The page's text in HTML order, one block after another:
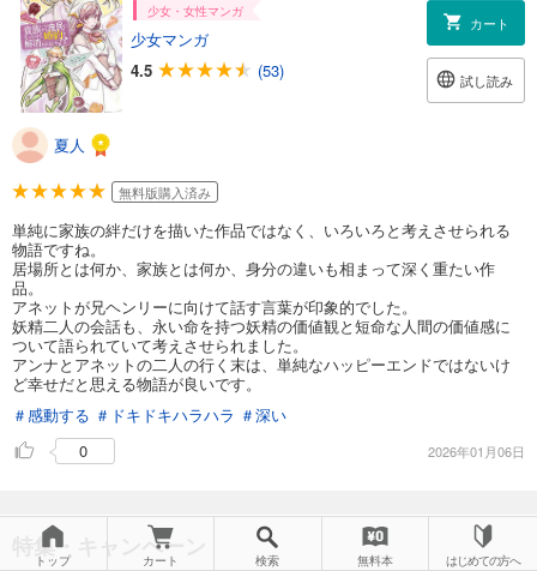
少女・女性マンガ
少女マンガ
4.5
(53)
カート
試し読み
夏人
無料版購入済み
単純に家族の絆だけを描いた作品ではなく、いろいろと考えさせられる
物語ですね。
居場所とは何か、家族とは何か、身分の違いも相まって深く重たい作
品。
アネットが兄ヘンリーに向けて話す言葉が印象的でした。
妖精二人の会話も、永い命を持つ妖精の価値観と短命な人間の価値感に
ついて語られていて考えさせられました。
アンナとアネットの二人の行く末は、単純なハッピーエンドではないけ
ど幸せだと思える物語が良いです。
＃感動する ＃ドキドキハラハラ ＃深い
0
2026年01月06日
特集・キャンペーン
トップ カート 検索 無料本 はじめての方へ